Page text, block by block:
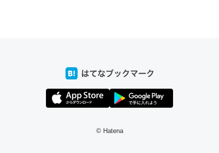
ウチもEchoを実家に置いて４年。でたまに覗いてる。ぼ
位置情報を共有してる。電池残量や充電中かが分かるので
コミュニケーションが劇的に変化した｜tayorini by LIFULL介護
© Hatena